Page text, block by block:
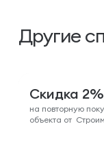
Другие
Скидка 2%
на повторную
объекта от